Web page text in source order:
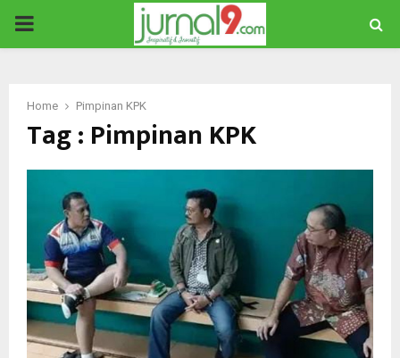
PRIMARY
Home Pimpinan KPK
Tag : Pimpinan KPK